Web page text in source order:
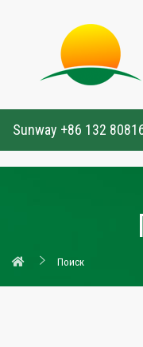
Sunway +86 132
Поиск